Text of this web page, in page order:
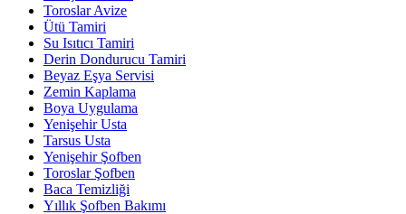
Toroslar Avize
Ütü Tamiri
Su Isıtıcı Tamiri
Derin Dondurucu Tamiri
Beyaz Eşya Servisi
Zemin Kaplama
Boya Uygulama
Yenişehir Usta
Tarsus Usta
Yenişehir Şofben
Toroslar Şofben
Baca Temizliği
Yıllık Şofben Bakımı